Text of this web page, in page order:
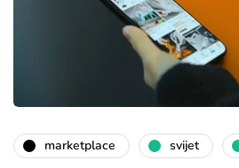
marketplace svijet